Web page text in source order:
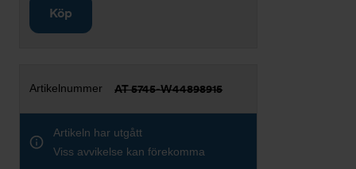
Köp
AT 5745-W44898915
Artikeln har utgått
Viss avvikelse kan förekomma